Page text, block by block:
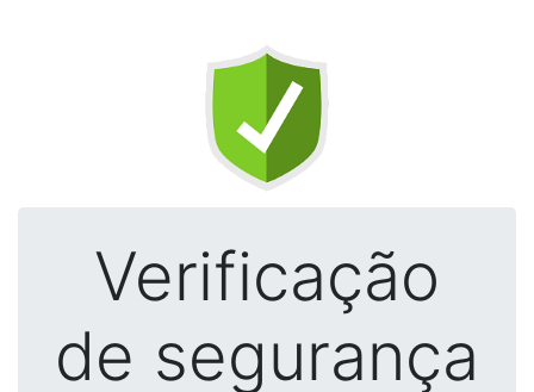
Verificação
de segurança